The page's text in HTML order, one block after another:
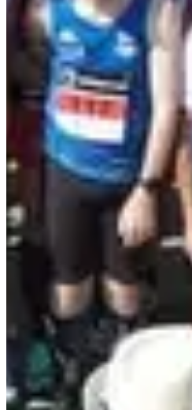
km
+110 m
Randonnée pédestre
Inscriptions
Les inscriptions sont terminées
Plus d'info
Plus d'info
9 km
+110
09:00
Randonnée pédestre
Inscriptions
Les inscriptions sont terminées
Plus d'info
Plus d'info
Marche nordique chronométrée sans classement